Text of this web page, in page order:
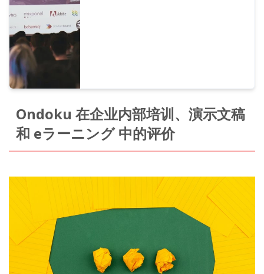
Ondoku 在企业内部培训、演示文稿
和 eラーニング 中的评价